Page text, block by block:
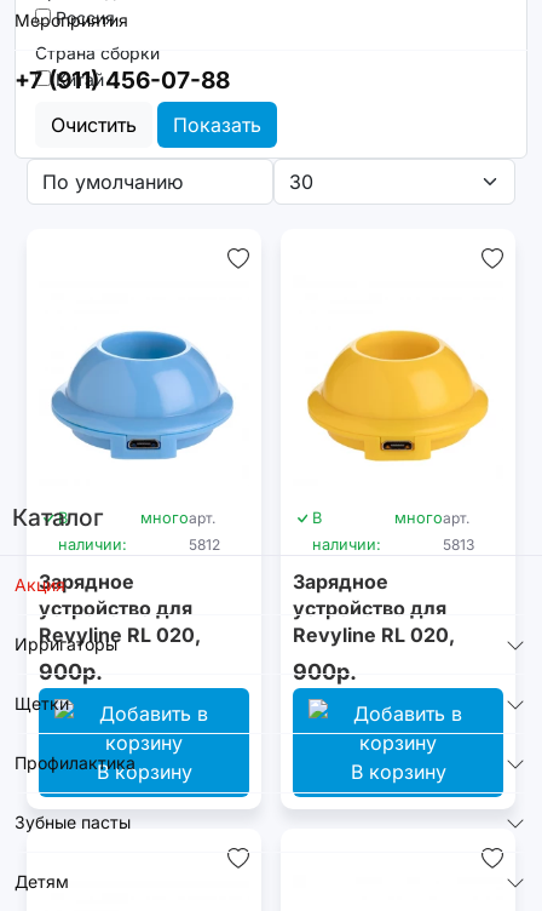
Мероприятия
+7 (911) 456-07-88
Каталог
Акция
Ирригаторы
Щетки
Профилактика
Зубные пасты
Детям
Россия
Страна сборки
Китай
Очистить Показать
В
наличии:
многоарт.
5812
Зарядное
устройство для
Revyline RL 020,
синее
900р.
В корзину
В
наличии:
многоарт.
5813
Зарядное
устройство для
Revyline RL 020,
жёлтое
900р.
В корзину